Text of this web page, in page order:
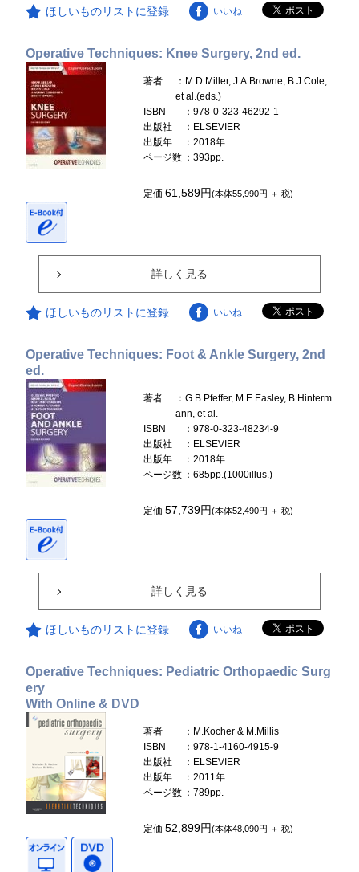
ほしいものリストに登録 いいね
Operative Techniques: Knee Surgery, 2nd ed.
著者
：M.D.Miller, J.A.Browne, B.J.Cole,
et al.(eds.)
ISBN
：978-0-323-46292-1
出版社
：ELSEVIER
出版年
：2018年
ページ数 ：393pp.
定価61,589円(本体55,990円 ＋ 税)
詳しく見る
ほしいものリストに登録 いいね
Operative Techniques: Foot & Ankle Surgery, 2nd
ed.
著者
：G.B.Pfeffer, M.E.Easley, B.Hinterm
ann, et al.
ISBN
：978-0-323-48234-9
出版社
：ELSEVIER
出版年
：2018年
ページ数 ：685pp.(1000illus.)
定価57,739円(本体52,490円 ＋ 税)
詳しく見る
ほしいものリストに登録 いいね
Operative Techniques: Pediatric Orthopaedic Surg
ery
With Online & DVD
著者
：M.Kocher & M.Millis
ISBN
：978-1-4160-4915-9
出版社
：ELSEVIER
出版年
：2011年
ページ数 ：789pp.
定価52,899円(本体48,090円 ＋ 税)